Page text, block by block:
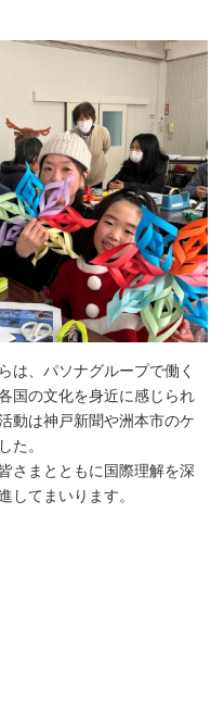
は、パソナグループで働く
国の文化を身近に感じられ
動は神戸新聞や洲本市のケ
た。
さまとともに国際理解を深
してまいります。